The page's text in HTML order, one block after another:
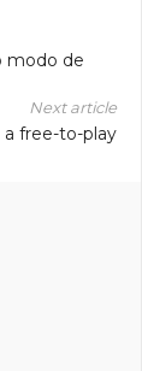
modo de
Next article
a free-to-play